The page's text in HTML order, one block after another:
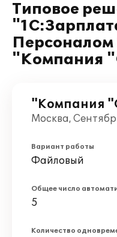
Типовое
Персоналом
"Компания
"Компания
Москва,
Вариант работы
Файловый
Общее число
5
Количество